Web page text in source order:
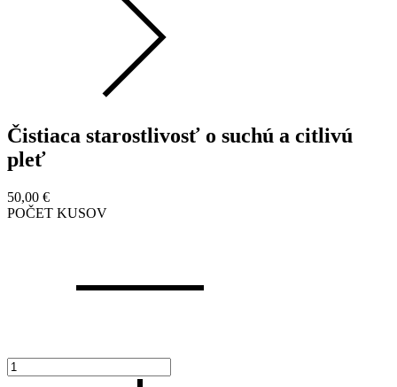
Čistiaca starostlivosť o suchú a citlivú
pleť
50,00 €
POČET KUSOV